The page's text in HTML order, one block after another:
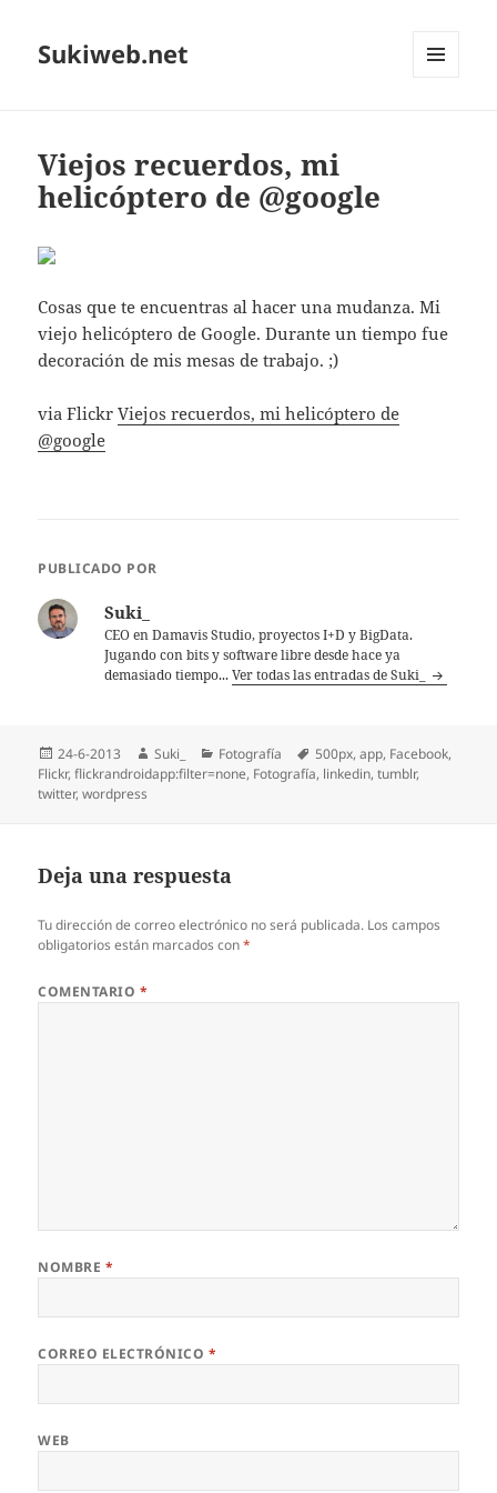
Sukiweb.net
Viejos recuerdos, mi
helicóptero de @google
Cosas que te encuentras al hacer una mudanza. Mi
viejo helicóptero de Google. Durante un tiempo fue
decoración de mis mesas de trabajo. ;)
via FlickrViejos recuerdos, mi helicóptero de
@google
PUBLICADO POR
Suki_
CEO en Damavis Studio, proyectos I+D y BigData.
Jugando con bits y software libre desde hace ya
demasiado tiempo...Ver todas las entradas de Suki_
Publicado
el
24-6-2013 Autor
Suki_ Categorías
Fotografía Etiquetas
500px,app, Facebook,
Flickr,flickrandroidapp:filter=none, Fotografí­a, linkedin,tumblr,
twitter,wordpress
Deja una respuesta
Tu dirección de correo electrónico no será publicada. Los campos
obligatorios están marcados con*
COMENTARIO *
NOMBRE *
CORREO ELECTRÓNICO *
WEB